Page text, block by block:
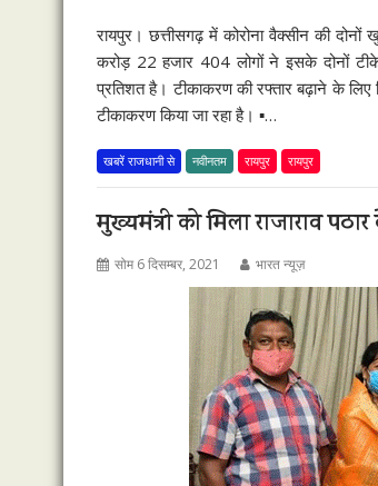
रायपुर। छत्तीसगढ़ में कोरोना वैक्सीन की
करोड़ 22 हजार 404 लोगों ने इसके दोनों
प्रतिशत है। टीकाकरण की रफ्तार बढ़ाने के
टीकाकरण किया जा रहा है। ▪…
खबरें राजधानी से नवीनतम रायपुर रायपुर
मुख्यमंत्री को मिला राजाराव
सोम 6 दिसम्बर, 2021 भारत न्यूज़